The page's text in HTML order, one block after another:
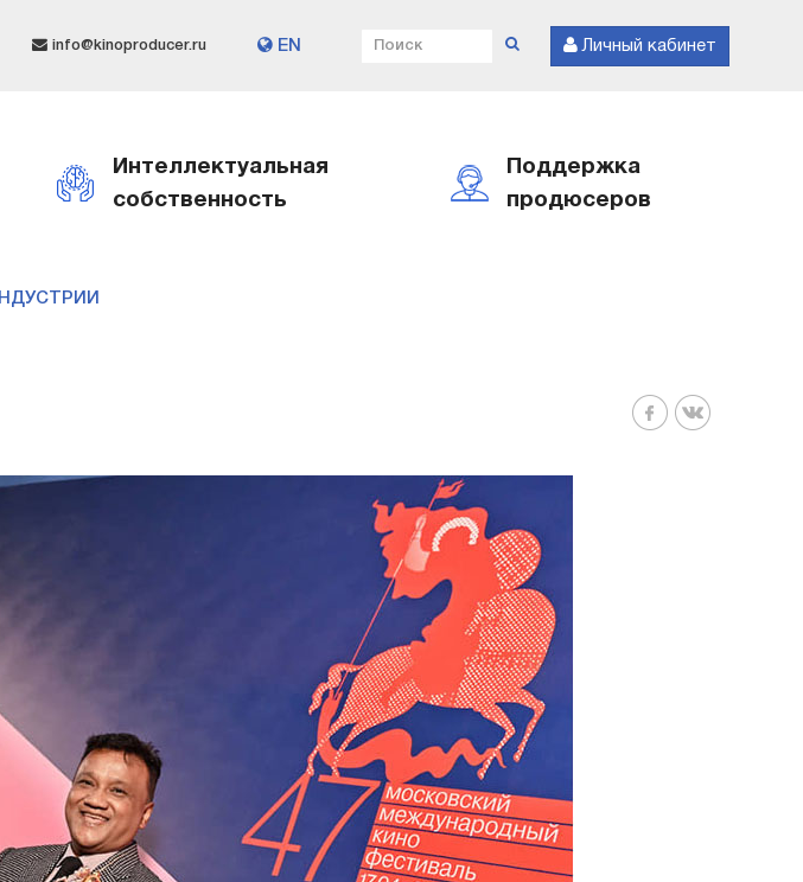
info@kinoproducer.ru EN Личный кабинет
Интеллектуальная
собственность
Поддержка
продюсеров